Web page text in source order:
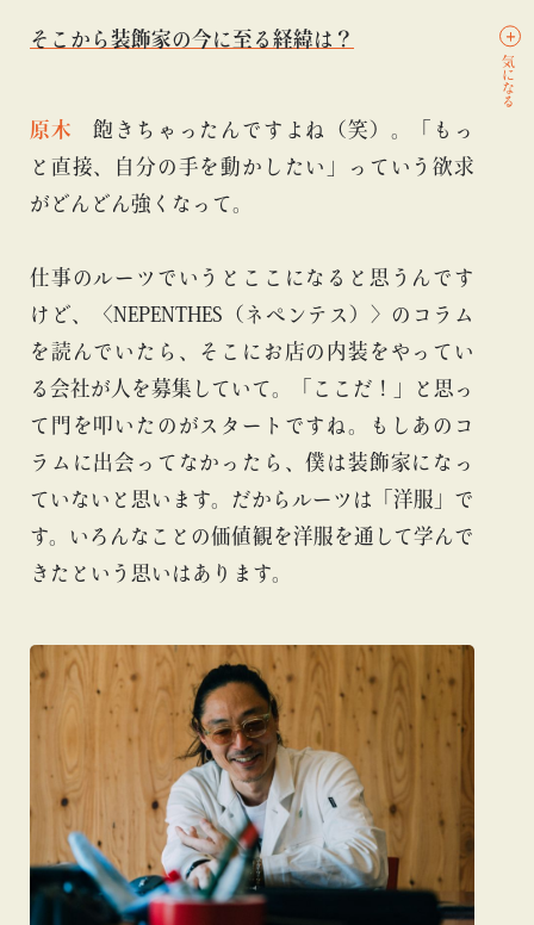
そこから装飾家の今に至る経緯は？
原木 飽きちゃったんですよね（笑）。「もっ
と直接、自分の手を動かしたい」っていう欲求
がどんどん強くなって。
仕事のルーツでいうとここになると思うんです
けど、〈NEPENTHES（ネペンテス）〉のコラム
を読んでいたら、そこにお店の内装をやってい
る会社が人を募集していて。「ここだ！」と思っ
て門を叩いたのがスタートですね。もしあのコ
ラムに出会ってなかったら、僕は装飾家になっ
ていないと思います。だからルーツは「洋服」で
す。いろんなことの価値観を洋服を通して学んで
きたという思いはあります。
気になる